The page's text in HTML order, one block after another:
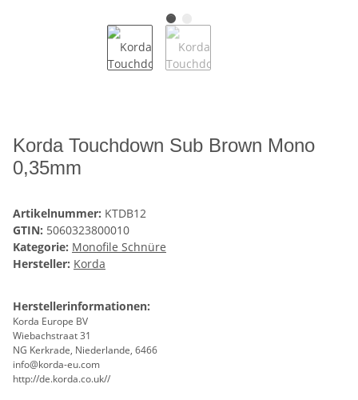
Korda Touchdown Sub Brown Mono
0,35mm
Artikelnummer: KTDB12
GTIN: 5060323800010
Kategorie: Monofile Schnüre
Hersteller: Korda
Herstellerinformationen:
Korda Europe BV
Wiebachstraat 31
NG Kerkrade, Niederlande, 6466
info@korda-eu.com
http://de.korda.co.uk//